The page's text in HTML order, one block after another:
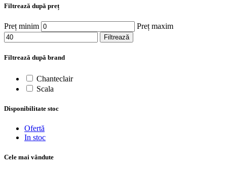
Filtrează după preț
Preț minim Preț maxim
Filtrează
Filtrează după brand
Chanteclair
Scala
Disponibilitate stoc
Ofertă
In stoc
Cele mai vândute